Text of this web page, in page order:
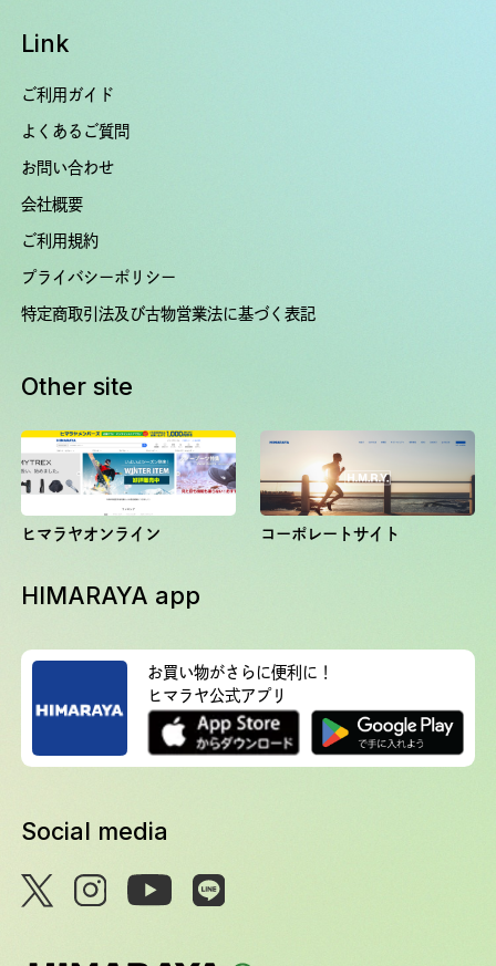
Link
ご利用ガイド
よくあるご質問
お問い合わせ
会社概要
ご利用規約
プライバシーポリシー
特定商取引法及び古物営業法に基づく表記
Other site
ヒマラヤオンライン コーポレートサイト
HIMARAYA app
お買い物がさらに便利に！
ヒマラヤ公式アプリ
Social media